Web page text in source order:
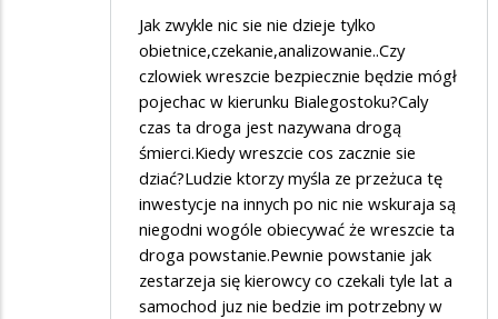
Jak zwykle nic sie nie dzieje tylko
obietnice,czekanie,analizowanie..Czy
czlowiek wreszcie bezpiecznie będzie mógł
pojechac w kierunku Bialegostoku?Caly
czas ta droga jest nazywana drogą
śmierci.Kiedy wreszcie cos zacznie sie
dziać?Ludzie ktorzy myśla ze przeżuca tę
inwestycje na innych po nic nie wskuraja są
niegodni wogóle obiecywać że wreszcie ta
droga powstanie.Pewnie powstanie jak
zestarzeja się kierowcy co czekali tyle lat a
samochod juz nie bedzie im potrzebny w